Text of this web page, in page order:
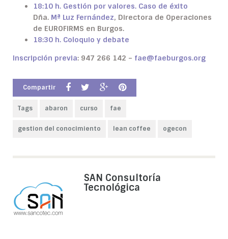
18:10 h. Gestión por valores. Caso de éxito
Dña. Mª Luz Fernández, Directora de Operaciones
de EUROFIRMS en Burgos.
18:30 h. Coloquio y debate
Inscripción previa: 947 266 142 – fae@faeburgos.org
Compartir
Tags abaron curso fae
gestion del conocimiento lean coffee ogecon
SAN Consultoría
Tecnológica